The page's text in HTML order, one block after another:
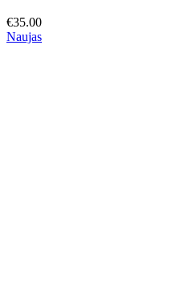
€35.00
Naujas